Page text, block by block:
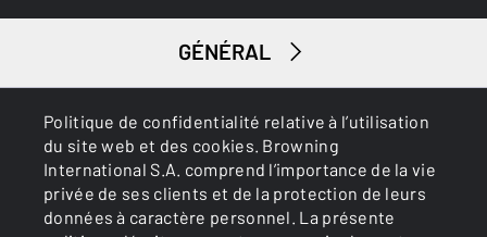
Politique de confidentialité relative à l’utilisation
du site web et des cookies. Browning
International S.A. comprend l’importance de la vie
privée de ses clients et de la protection de leurs
données à caractère personnel. La présente
GÉNÉRAL
SERVICES